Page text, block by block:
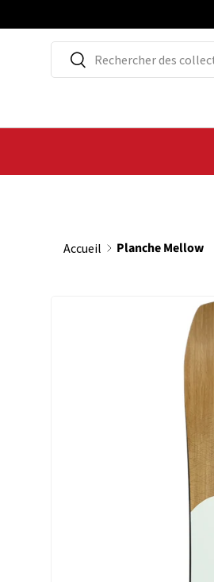
ALLER AU CONTENU
Recherche
Rechercher
Accueil Planche Mellow
PASSER AUX